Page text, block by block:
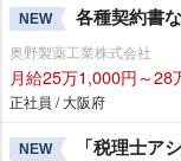
NEW 各種契約書
奥野製薬工業株式会社
月給25万1,000円～28
正社員 / 大阪府
NEW
「税理士ア